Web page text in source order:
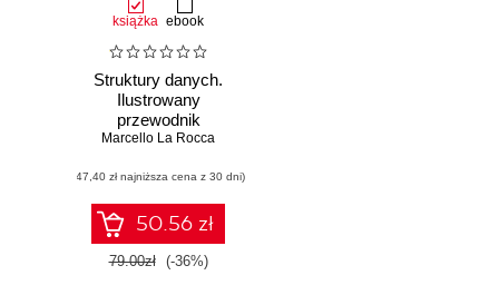
książka ebook
Struktury danych.
Ilustrowany
przewodnik
Marcello La Rocca
(47,40 zł najniższa cena z 30 dni)
50.56 zł
79.00zł (-36%)